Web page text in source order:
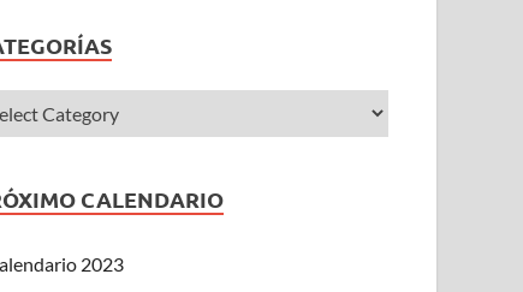
CALENDARIO
2023